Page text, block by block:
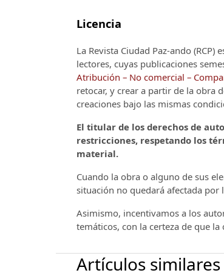
Licencia
La Revista Ciudad Paz-ando (RCP)
lectores, cuyas publicaciones
Atribución – No comercial –
retocar, y crear a partir de la obra
creaciones bajo las mismas
El titular de los derechos de
restricciones, respetando los
material.
Cuando la obra o alguno de sus
situación no quedará afectada por
Asimismo, incentivamos a los
temáticos, con la certeza de que
Artículos similares